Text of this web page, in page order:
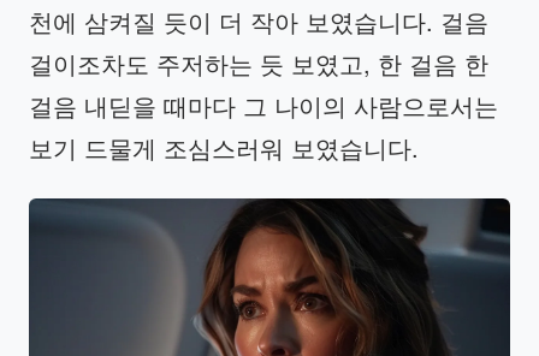
천에 삼켜질 듯이 더 작아 보였습니다. 걸음
걸이조차도 주저하는 듯 보였고, 한 걸음 한
걸음 내딛을 때마다 그 나이의 사람으로서는
보기 드물게 조심스러워 보였습니다.